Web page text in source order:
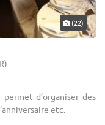
(22)
d’organiser des
etc.